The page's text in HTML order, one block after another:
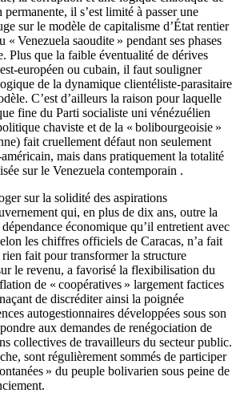
il s’est limité à passer une
sur le modèle de capitalisme d’État rentier
Venezuela saoudite » pendant ses phases
Plus que la faible éventualité de dérives
européen ou cubain, il faut souligner
de la dynamique clientéliste-parasitaire
C’est d’ailleurs la raison pour laquelle
fine du Parti socialiste uni vénézuélien
chaviste et de la « bolibourgeoisie »
fait cruellement défaut non seulement
mais dans pratiquement la totalité
sur le Venezuela contemporain .
sur la solidité des aspirations
qui, en plus de dix ans, outre la
économique qu’il entretient avec
les chiffres officiels de Caracas, n’a fait
rien fait pour transformer la structure
le revenu, a favorisé la flexibilisation du
de « coopératives » largement factices
de discréditer ainsi la poignée
autogestionnaires développées sous son
aux demandes de renégociation de
collectives de travailleurs du secteur public.
sont régulièrement sommés de participer
» du peuple bolivarien sous peine de